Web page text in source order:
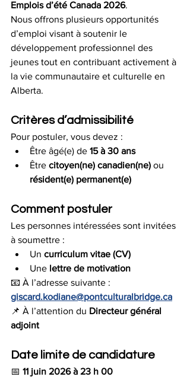
Emplois d’été Canada 2026.
Nous offrons plusieurs opportunités
d’emploi visant à soutenir le
développement professionnel des
jeunes tout en contribuant activement à
la vie communautaire et culturelle en
Alberta.
Critères d’admissibilité
Pour postuler, vous devez :
Être âgé(e) de 15 à 30 ans
Être citoyen(ne) canadien(ne) ou
résident(e) permanent(e)
Comment postuler
Les personnes intéressées sont invitées
à soumettre :
Un curriculum vitae (CV)
Une lettre de motivation
📧 À l’adresse suivante :
giscard.kodiane@pontculturalbridge.ca
📌 À l’attention du Directeur général
adjoint
Date limite de candidature
📅 11 juin 2026 à 23 h 00